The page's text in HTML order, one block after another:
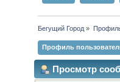
Бегущий Город »
Профиль
Просмотр